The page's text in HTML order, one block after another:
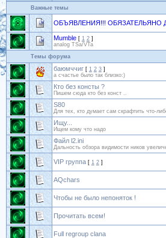
Важные темы
ОБЪЯВЛЕНИЯ!!! ОБЯЗАТЕЛЬЯНО
Mumble [ 1 2]
analog TSa/VTa
Темы форума
баюмччиг [ 1 2 3]
а счастье было так близко:)
Кто без консты ?
Пишем сюда кто без конст ..
S80
Для тех, кто думает сам скрафтить что-
Ищу...
Ищем кому что надо
Файл l2.ini
Дальность обзора видимости ников
VIP группа [ 1 2]
AQchars
Чтобы не было непоняток !
Прочитать всем!
Full regroup clana